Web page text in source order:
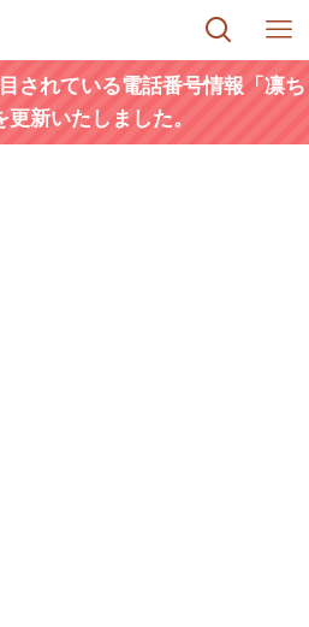
されている電話番号情報「凛ち
新いたしました。